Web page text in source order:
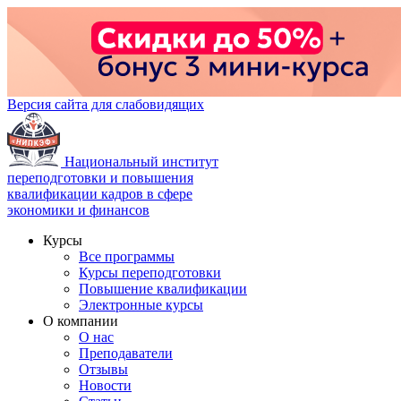
Версия сайта для слабовидящих
Национальный институт
переподготовки и повышения
квалификации кадров в сфере
экономики и финансов
Курсы
Все программы
Курсы переподготовки
Повышение квалификации
Электронные курсы
О компании
О нас
Преподаватели
Отзывы
Новости